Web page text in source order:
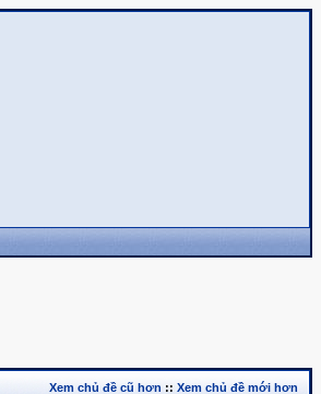
Xem chủ đề cũ hơn :: Xem chủ đề mới hơn